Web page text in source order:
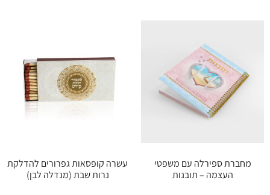
מחברת ספירלה עם משפטי
העצמה – תובנות
עשרה קופסאות גפרורים להדלקת
נרות שבת (מנדלה לבן)